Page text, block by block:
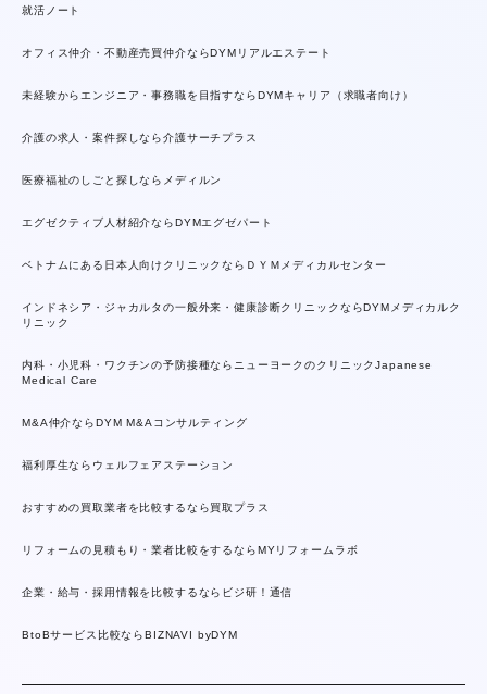
就活ノート
オフィス仲介・不動産売買仲介ならDYMリアルエステート
未経験からエンジニア・事務職を目指すならDYMキャリア（求職者向け）
介護の求人・案件探しなら介護サーチプラス
医療福祉のしごと探しならメディルン
エグゼクティブ人材紹介ならDYMエグゼパート
ベトナムにある日本人向けクリニックならＤＹＭメディカルセンター
インドネシア・ジャカルタの一般外来・健康診断クリニックならDYMメディカルク
リニック
内科・小児科・ワクチンの予防接種ならニューヨークのクリニックJapanese
Medical Care
M&A仲介ならDYM M&Aコンサルティング
福利厚生ならウェルフェアステーション
おすすめの買取業者を比較するなら買取プラス
リフォームの見積もり・業者比較をするならMYリフォームラボ
企業・給与・採用情報を比較するならビジ研！通信
BtoBサービス比較ならBIZNAVI byDYM